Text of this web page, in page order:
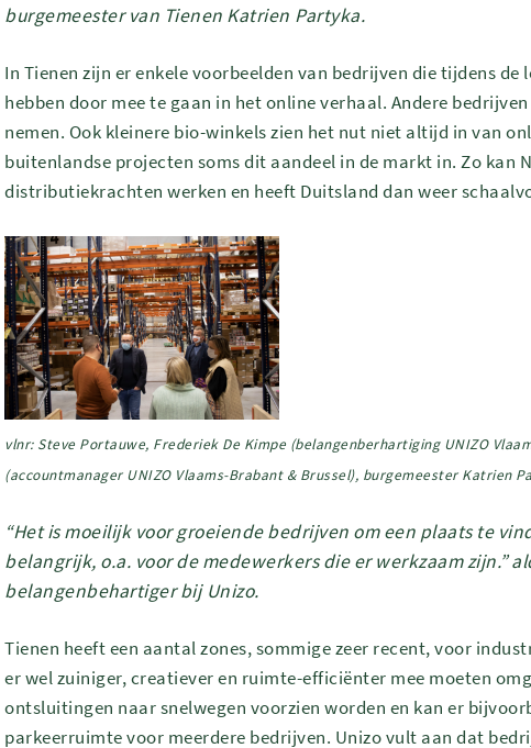
burgemeester van Tienen Katrien Partyka.
In Tienen zijn er enkele voorbeelden van bedrijven die tijdens
hebben door mee te gaan in het online verhaal. Andere
nemen. Ook kleinere bio-winkels zien het nut niet altijd in van
buitenlandse projecten soms dit aandeel in de markt in. Zo kan
distributiekrachten werken en heeft Duitsland dan weer
vlnr: Steve Portauwe, Frederiek De Kimpe (belangenberhartiging UNIZO
(accountmanager UNIZO Vlaams-Brabant & Brussel), burgemeester Katrien
“Het is moeilijk voor groeiende bedrijven om een plaats te
belangrijk, o.a. voor de medewerkers die er werkzaam zijn.”
belangenbehartiger bij Unizo.
Tienen heeft een aantal zones, sommige zeer recent, voor
er wel zuiniger, creatiever en ruimte-efficiënter mee moeten
ontsluitingen naar snelwegen voorzien worden en kan er
parkeerruimte voor meerdere bedrijven. Unizo vult aan dat